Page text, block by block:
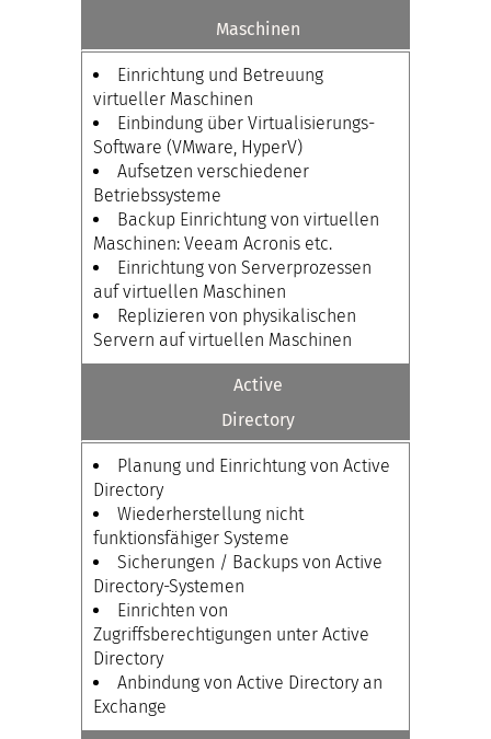
Maschinen
Einrichtung und Betreuung
virtueller Maschinen
Einbindung über Virtualisierungs-
Software (VMware, HyperV)
Aufsetzen verschiedener
Betriebssysteme
Backup Einrichtung von virtuellen
Maschinen: Veeam Acronis etc.
Einrichtung von Serverprozessen
auf virtuellen Maschinen
Replizieren von physikalischen
Servern auf virtuellen Maschinen
Active
Directory
Planung und Einrichtung von Active
Directory
Wiederherstellung nicht
funktionsfähiger Systeme
Sicherungen / Backups von Active
Directory-Systemen
Einrichten von
Zugriffsberechtigungen unter Active
Directory
Anbindung von Active Directory an
Exchange